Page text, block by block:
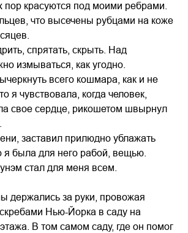
пор красуются под моими ребрами.
что высечены рубцами на коже
спрятать, скрыть. Над
измываться, как угодно.
всего кошмара, как и не
я чувствовала, когда человек,
свое сердце, рикошетом швырнул
заставил прилюдно ублажать
я была для него рабой, вещью.
стал для меня всем.
держались за руки, провожая
Нью-Йорка в саду на
В том самом саду, где он помог